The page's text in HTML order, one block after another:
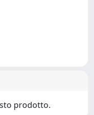
prodotto.